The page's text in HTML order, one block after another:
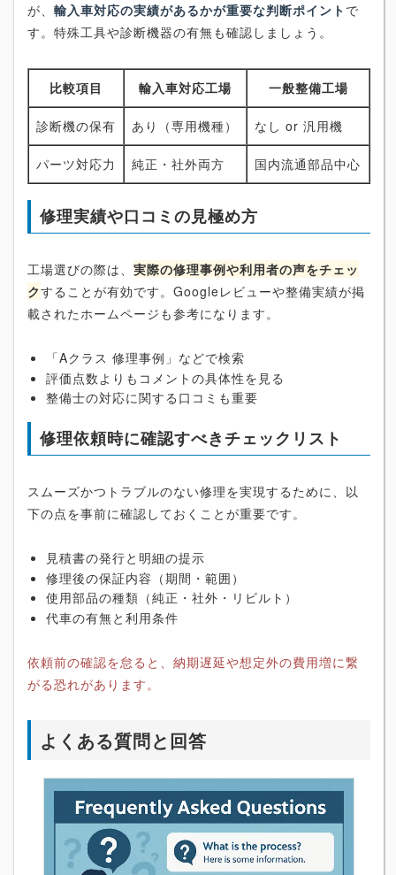
が、 輸入車対応の実績があるかが重要な判断ポイント で
す。特殊工具や診断機器の有無も確認しましょう。
比較項目 輸入車対応工場 一般整備工場
診断機の保有 あり（専用機種） なし or 汎用機
パーツ対応力 純正・社外両方 国内流通部品中心
修理実績や口コミの見極め方
工場選びの際は、 実際の修理事例や利用者の声をチェッ
クすることが有効です。Googleレビューや整備実績が掲
載されたホームページも参考になります。
「Aクラス 修理事例」などで検索
評価点数よりもコメントの具体性を見る
整備士の対応に関する口コミも重要
修理依頼時に確認すべきチェックリスト
スムーズかつトラブルのない修理を実現するために、以
下の点を事前に確認しておくことが重要です。
見積書の発行と明細の提示
修理後の保証内容（期間・範囲）
使用部品の種類（純正・社外・リビルト）
代車の有無と利用条件
依頼前の確認を怠ると、納期遅延や想定外の費用増に繋
がる恐れがあります。
よくある質問と回答